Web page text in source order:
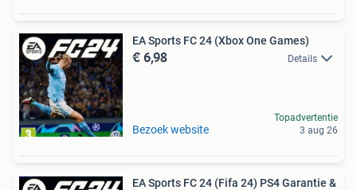
EA Sports FC 24 (Xbox One Games)
€ 6,98 Details
Bezoek website
Topadvertentie
3 aug 26
EA Sports FC 24 (Fifa 24) PS4 Garantie &